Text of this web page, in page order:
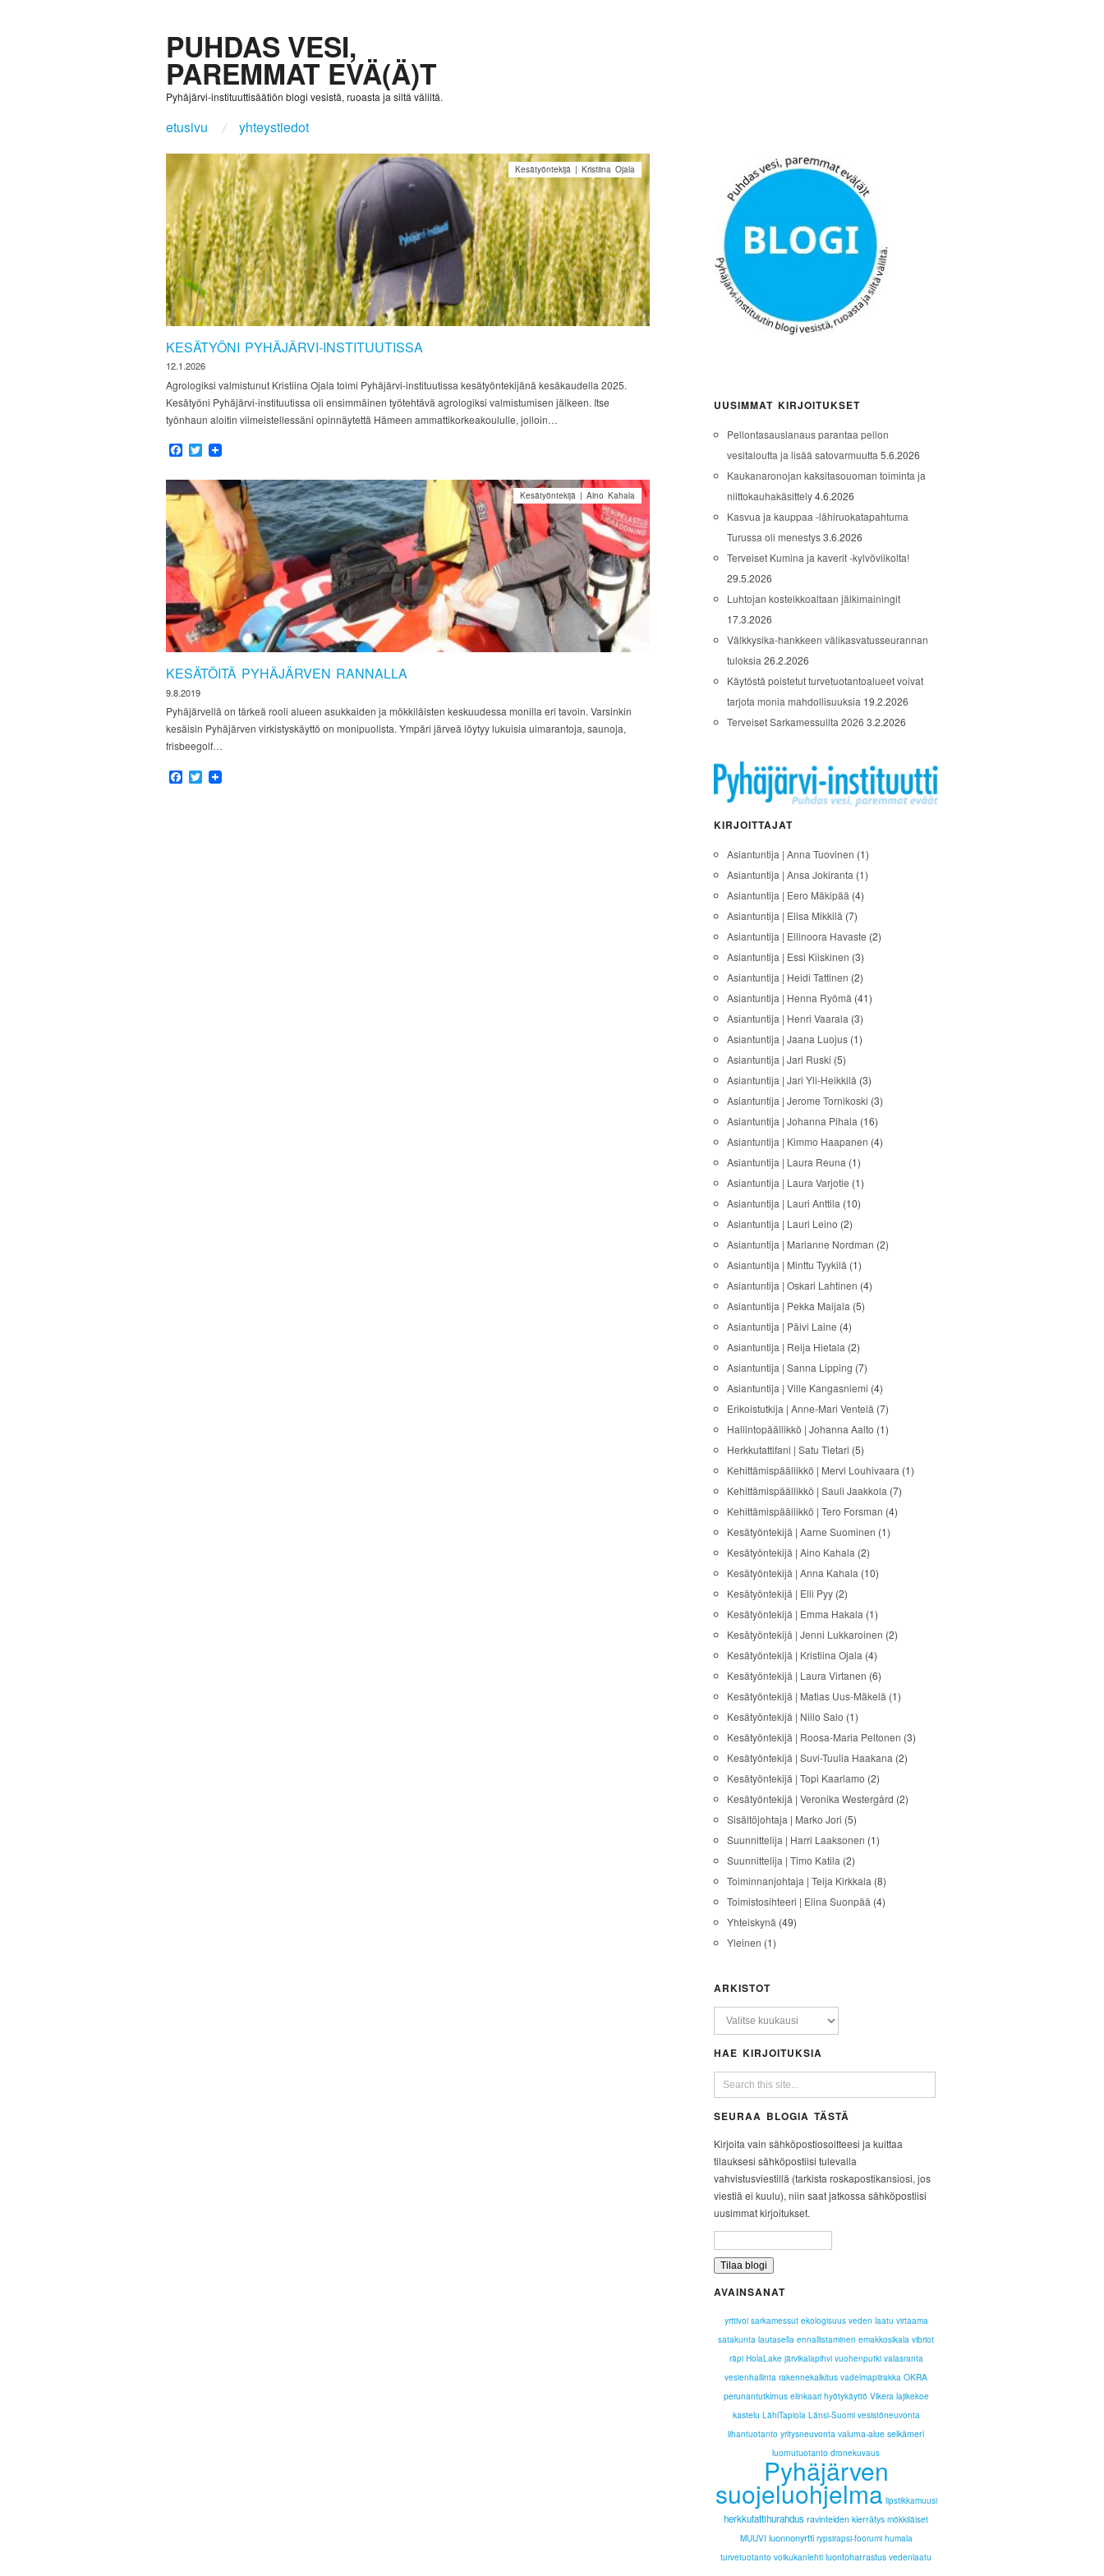
PUHDAS VESI,
PAREMMAT EVÄ(Ä)T
Pyhäjärvi-instituuttisäätiön blogi vesistä, ruoasta ja siltä väliltä.
etusivu yhteystiedot
KESÄTYÖNI PYHÄJÄRVI-INSTITUUTISSA
12.1.2026
Kesätyöntekijä | Kristiina Ojala
Agrologiksi valmistunut Kristiina Ojala toimi Pyhäjärvi-instituutissa kesätyöntekijänä kesäkaudella 2025.
Kesätyöni Pyhäjärvi-instituutissa oli ensimmäinen työtehtävä agrologiksi valmistumisen jälkeen. Itse
työnhaun aloitin viimeistellessäni opinnäytettä Hämeen ammattikorkeakoululle, jolloin…
Facebook
Twitter
KESÄTÖITÄ PYHÄJÄRVEN RANNALLA
9.8.2019
Kesätyöntekijä | Aino Kahala
Pyhäjärvellä on tärkeä rooli alueen asukkaiden ja mökkiläisten keskuudessa monilla eri tavoin. Varsinkin
kesäisin Pyhäjärven virkistyskäyttö on monipuolista. Ympäri järveä löytyy lukuisia uimarantoja, saunoja,
frisbeegolf…
Facebook
Twitter
UUSIMMAT KIRJOITUKSET
Pellontasauslanaus parantaa pellon
vesitaloutta ja lisää satovarmuutta 5.6.2026
Kaukanaronojan kaksitasouoman toiminta ja
niittokauhakäsittely 4.6.2026
Kasvua ja kauppaa -lähiruokatapahtuma
Turussa oli menestys 3.6.2026
Terveiset Kumina ja kaverit -kylvöviikolta!
29.5.2026
Luhtojan kosteikkoaltaan jälkimainingit
17.3.2026
Välkkysika-hankkeen välikasvatusseurannan
tuloksia 26.2.2026
Käytöstä poistetut turvetuotantoalueet voivat
tarjota monia mahdollisuuksia 19.2.2026
Terveiset Sarkamessuilta 2026 3.2.2026
KIRJOITTAJAT
Asiantuntija | Anna Tuovinen (1)
Asiantuntija | Ansa Jokiranta (1)
Asiantuntija | Eero Mäkipää (4)
Asiantuntija | Elisa Mikkilä (7)
Asiantuntija | Ellinoora Havaste (2)
Asiantuntija | Essi Kiiskinen (3)
Asiantuntija | Heidi Tattinen (2)
Asiantuntija | Henna Ryömä (41)
Asiantuntija | Henri Vaarala (3)
Asiantuntija | Jaana Luojus (1)
Asiantuntija | Jari Ruski (5)
Asiantuntija | Jari Yli-Heikkilä (3)
Asiantuntija | Jerome Tornikoski (3)
Asiantuntija | Johanna Pihala (16)
Asiantuntija | Kimmo Haapanen (4)
Asiantuntija | Laura Reuna (1)
Asiantuntija | Laura Varjotie (1)
Asiantuntija | Lauri Anttila (10)
Asiantuntija | Lauri Leino (2)
Asiantuntija | Marianne Nordman (2)
Asiantuntija | Minttu Tyykilä (1)
Asiantuntija | Oskari Lahtinen (4)
Asiantuntija | Pekka Maijala (5)
Asiantuntija | Päivi Laine (4)
Asiantuntija | Reija Hietala (2)
Asiantuntija | Sanna Lipping (7)
Asiantuntija | Ville Kangasniemi (4)
Erikoistutkija | Anne-Mari Ventelä (7)
Hallintopäällikkö | Johanna Aalto (1)
Herkkutattifani | Satu Tietari (5)
Kehittämispäällikkö | Mervi Louhivaara (1)
Kehittämispäällikkö | Sauli Jaakkola (7)
Kehittämispäällikkö | Tero Forsman (4)
Kesätyöntekijä | Aarne Suominen (1)
Kesätyöntekijä | Aino Kahala (2)
Kesätyöntekijä | Anna Kahala (10)
Kesätyöntekijä | Elli Pyy (2)
Kesätyöntekijä | Emma Hakala (1)
Kesätyöntekijä | Jenni Lukkaroinen (2)
Kesätyöntekijä | Kristiina Ojala (4)
Kesätyöntekijä | Laura Virtanen (6)
Kesätyöntekijä | Matias Uus-Mäkelä (1)
Kesätyöntekijä | Niilo Salo (1)
Kesätyöntekijä | Roosa-Maria Peltonen (3)
Kesätyöntekijä | Suvi-Tuulia Haakana (2)
Kesätyöntekijä | Topi Kaarlamo (2)
Kesätyöntekijä | Veronika Westergård (2)
Sisältöjohtaja | Marko Jori (5)
Suunnittelija | Harri Laaksonen (1)
Suunnittelija | Timo Katila (2)
Toiminnanjohtaja | Teija Kirkkala (8)
Toimistosihteeri | Elina Suonpää (4)
Yhteiskynä (49)
Yleinen (1)
ARKISTOT
HAE KIRJOITUKSIA
SEURAA BLOGIA TÄSTÄ
Kirjoita vain sähköpostiosoitteesi ja kuittaa
tilauksesi sähköpostiisi tulevalla
vahvistusviestillä (tarkista roskapostikansiosi, jos
viestiä ei kuulu), niin saat jatkossa sähköpostiisi
uusimmat kirjoitukset.
AVAINSANAT
yrttivoi sarkamessut ekologisuus veden laatu virtaama
satakunta lautasella ennallistaminen emakkosikala vibriot
räpi HolaLake järvikalapihvi vuohenputki valasranta
vesienhallinta rakennekalkitus vadelmapiirakka OKRA
perunantutkimus elinkaari hyötykäyttö Vikera lajikekoe
kastelu LähiTapiola Länsi-Suomi vesistöneuvonta
lihantuotanto yritysneuvonta valuma-alue selkämeri
luomutuotanto dronekuvaus
Pyhäjärven
suojeluohjelma lipstikkamuusi
herkkutattihurahdus ravinteiden kierrätys mökkiläiset
MUUVI luonnonyrtti rypsirapsi-foorumi humala
turvetuotanto voikukanlehti luontoharrastus vedenlaatu